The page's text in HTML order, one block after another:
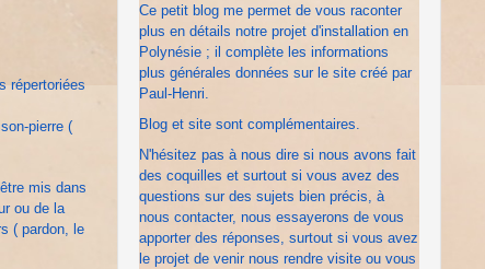
répertoriées
pierre (
mis dans
ou de la
( pardon, le
Ce petit blog me permet de vous raconter
plus en détails notre projet d'installation en
Polynésie ; il complète les informations
plus générales données sur le site créé par
Paul-Henri.
Blog et site sont complémentaires.
N'hésitez pas à nous dire si nous avons fait
des coquilles et surtout si vous avez des
questions sur des sujets bien précis, à
nous contacter, nous essayerons de vous
apporter des réponses, surtout si vous avez
le projet de venir nous rendre visite ou vous